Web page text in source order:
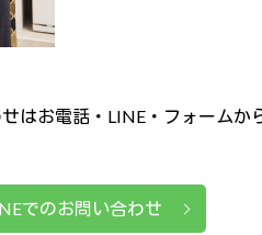
はお電話・LINE・フォームか
でのお問い合わせ